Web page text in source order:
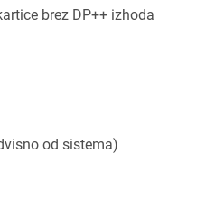
brez DP++ izhoda
od sistema)